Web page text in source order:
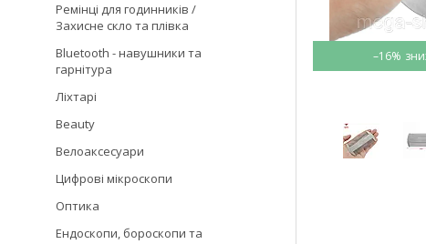
–16%
Ремінці для годинників /
Захисне скло та плівка
Bluetooth - навушники та
гарнітура
Ліхтарі
Beauty
Велоаксесуари
Цифрові мікроскопи
Оптика
Ендоскопи, бороскопи та